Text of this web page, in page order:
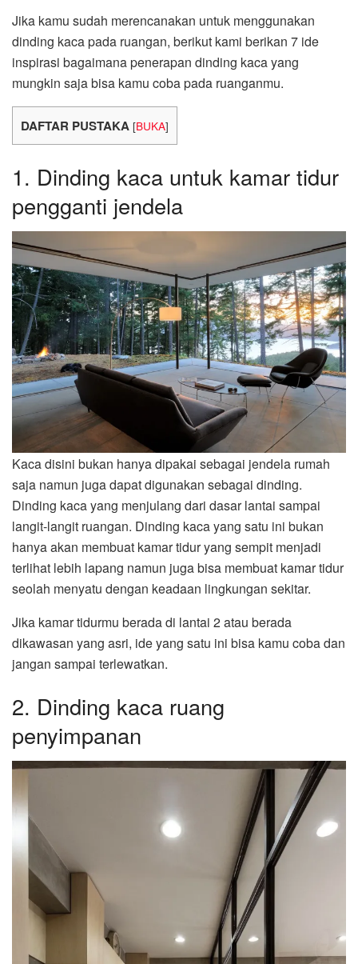
Jika kamu sudah merencanakan untuk menggunakan
dinding kaca pada ruangan, berikut kami berikan 7 ide
inspirasi bagaimana penerapan dinding kaca yang
mungkin saja bisa kamu coba pada ruanganmu.
DAFTAR PUSTAKA [BUKA]
1. Dinding kaca untuk kamar tidur
pengganti jendela
Kaca disini bukan hanya dipakai sebagai jendela rumah
saja namun juga dapat digunakan sebagai dinding.
Dinding kaca yang menjulang dari dasar lantai sampai
langit-langit ruangan. Dinding kaca yang satu ini bukan
hanya akan membuat kamar tidur yang sempit menjadi
terlihat lebih lapang namun juga bisa membuat kamar tidur
seolah menyatu dengan keadaan lingkungan sekitar.
Jika kamar tidurmu berada di lantai 2 atau berada
dikawasan yang asri, ide yang satu ini bisa kamu coba dan
jangan sampai terlewatkan.
2. Dinding kaca ruang
penyimpanan